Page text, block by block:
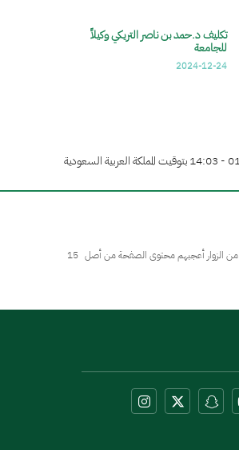
تكليف د.حمد بن ناصر التريكي وكيلاً
للجامعة
2024-12-24
من الزوار أعجبهم محتوى الصفحة من أصل 15